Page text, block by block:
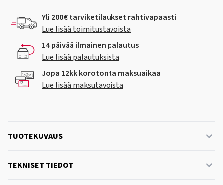
Yli 200€ tarviketilaukset rahtivapaasti
Lue lisää toimitustavoista
14 päivää ilmainen palautus
Lue lisää palautuksista
Jopa 12kk korotonta maksuaikaa
Lue lisää maksutavoista
TUOTEKUVAUS
TEKNISET TIEDOT